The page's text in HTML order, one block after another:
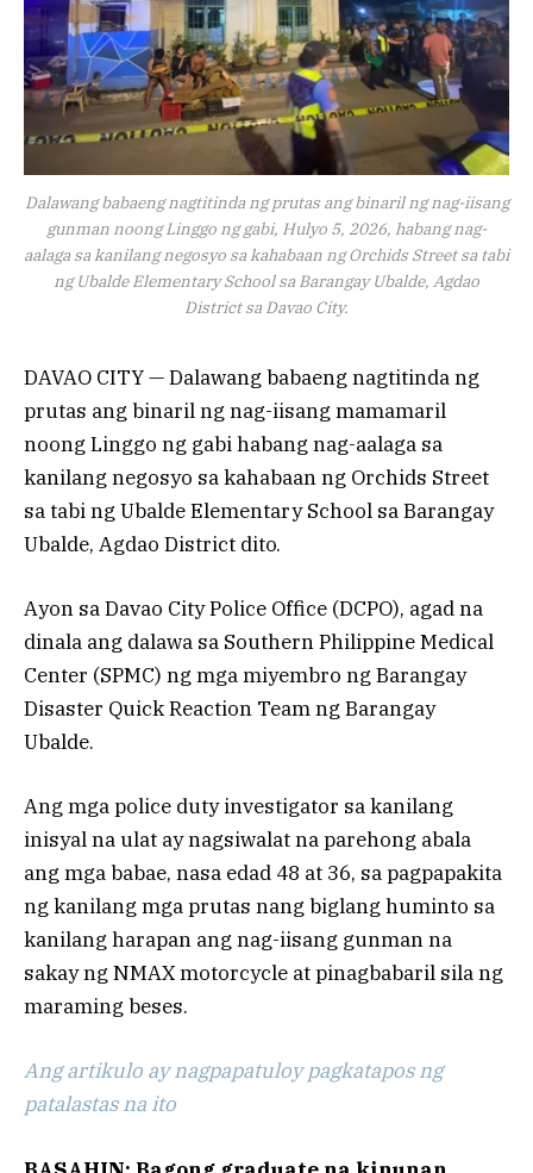
Dalawang babaeng nagtitinda ng prutas ang binaril ng nag-iisang
gunman noong Linggo ng gabi, Hulyo 5, 2026, habang nag-
aalaga sa kanilang negosyo sa kahabaan ng Orchids Street sa tabi
ng Ubalde Elementary School sa Barangay Ubalde, Agdao
District sa Davao City.
DAVAO CITY — Dalawang babaeng nagtitinda ng
prutas ang binaril ng nag-iisang mamamaril
noong Linggo ng gabi habang nag-aalaga sa
kanilang negosyo sa kahabaan ng Orchids Street
sa tabi ng Ubalde Elementary School sa Barangay
Ubalde, Agdao District dito.
Ayon sa Davao City Police Office (DCPO), agad na
dinala ang dalawa sa Southern Philippine Medical
Center (SPMC) ng mga miyembro ng Barangay
Disaster Quick Reaction Team ng Barangay
Ubalde.
Ang mga police duty investigator sa kanilang
inisyal na ulat ay nagsiwalat na parehong abala
ang mga babae, nasa edad 48 at 36, sa pagpapakita
ng kanilang mga prutas nang biglang huminto sa
kanilang harapan ang nag-iisang gunman na
sakay ng NMAX motorcycle at pinagbabaril sila ng
maraming beses.
Ang artikulo ay nagpapatuloy pagkatapos ng
patalastas na ito